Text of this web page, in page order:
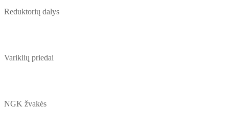
Reduktorių dalys
Variklių priedai
NGK žvakės